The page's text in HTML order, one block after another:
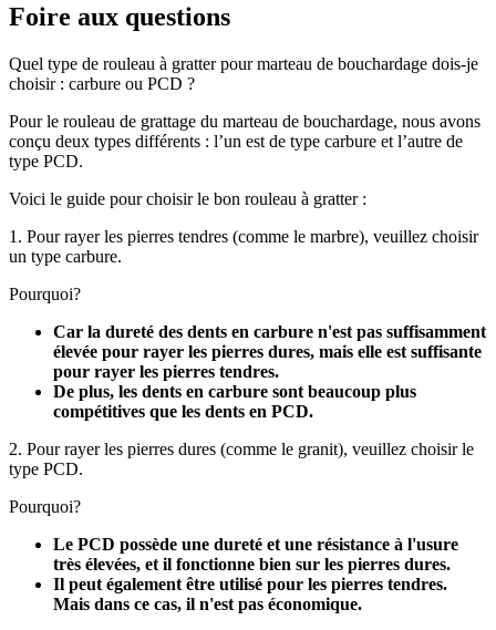
Foire aux questions
Quel type de rouleau à gratter pour marteau de bouchardage dois-je
choisir : carbure ou PCD ?
Pour le rouleau de grattage du marteau de bouchardage, nous avons
conçu deux types différents : l’un est de type carbure et l’autre de
type PCD.
Voici le guide pour choisir le bon rouleau à gratter :
1. Pour rayer les pierres tendres (comme le marbre), veuillez choisir
un type carbure.
Pourquoi?
Car la dureté des dents en carbure n'est pas suffisamment
élevée pour rayer les pierres dures, mais elle est suffisante
pour rayer les pierres tendres.
De plus, les dents en carbure sont beaucoup plus
compétitives que les dents en PCD.
2. Pour rayer les pierres dures (comme le granit), veuillez choisir le
type PCD.
Pourquoi?
Le PCD possède une dureté et une résistance à l'usure
très élevées, et il fonctionne bien sur les pierres dures.
Il peut également être utilisé pour les pierres tendres.
Mais dans ce cas, il n'est pas économique.